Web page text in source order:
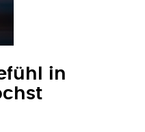
in